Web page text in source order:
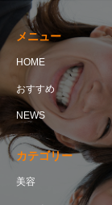
メニュー
HOME
おすすめ
NEWS
カテゴリー
美容